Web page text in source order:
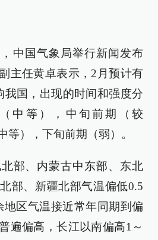
中国气象局举行新闻发布
主任黄卓表示，2月预计有
我国，出现的时间和强度分
中等），中旬前期（较
等），下旬前期（弱）。
部、内蒙古中东部、东北
部、新疆北部气温偏低0.5
区气温接近常年同期到偏
遍偏高，长江以南偏高1～